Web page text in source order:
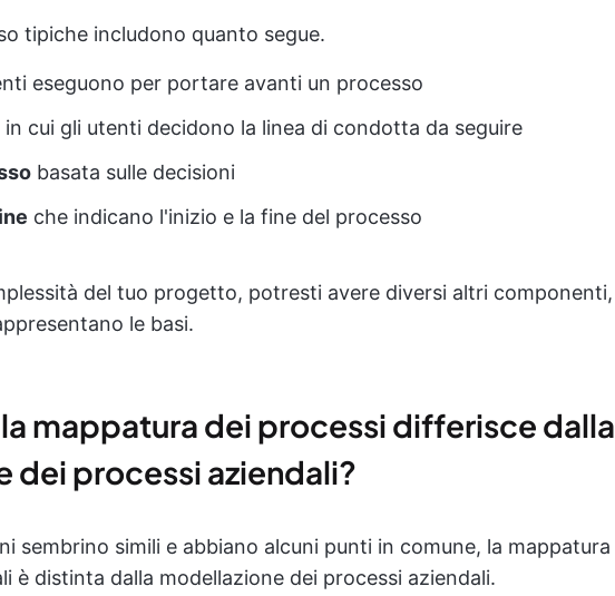
tipiche includono quanto segue.
eseguono per portare avanti un processo
in cui gli utenti decidono la linea di condotta da seguire
basata sulle decisioni
che indicano l'inizio e la fine del processo
del tuo progetto, potresti avere diversi altri componenti,
le basi.
mappatura dei processi differisce dalla
dei processi aziendali?
sembrino simili e abbiano alcuni punti in comune, la mappatura
è distinta dalla modellazione dei processi aziendali.